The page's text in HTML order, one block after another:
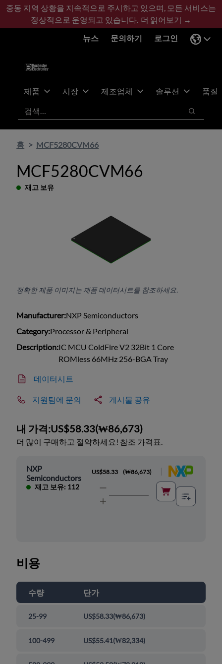
기
콘
바
글
중동 지역 상황을 지속적으로 주시하고 있으며, 모든 서비스는
정상적으로 운영되고 있습니다. 더 읽어보기 →
뉴스
문의하기 로그인
제품 시장 제조업체 솔루션
품질
검색
검색
홈 MCF5280CVM66
MCF5280CVM66
재고 보유
정확한 제품 이미지는 제품 데이터시트를 참조하세요.
Manufacturer:NXP Semiconductors
Category:Processor & Peripheral
Description:IC MCU ColdFire V2 32Bit 1 Core
ROMless 66MHz 256-BGA Tray
데이터시트
지원팀에 문의 게시물 공유
내 가격:US$58.33(₩86,673)
더 많이 구매하고 절약하세요! 참조 가격표.
NXP
Semiconductors
재고 보유: 112
US$58.33 (₩86,673)
비용
수량 단가
25-99 US$58.33(₩86,673)
100-499 US$55.41(₩82,334)